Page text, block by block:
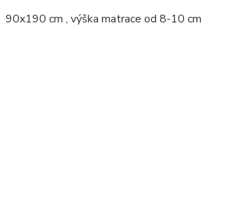
90x190 cm , výška matrace od 8-10 cm